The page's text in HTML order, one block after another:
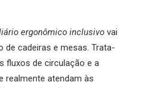
ergonômico inclusivo vai
de cadeiras e mesas. Trata-
fluxos de circulação e a
realmente atendam às